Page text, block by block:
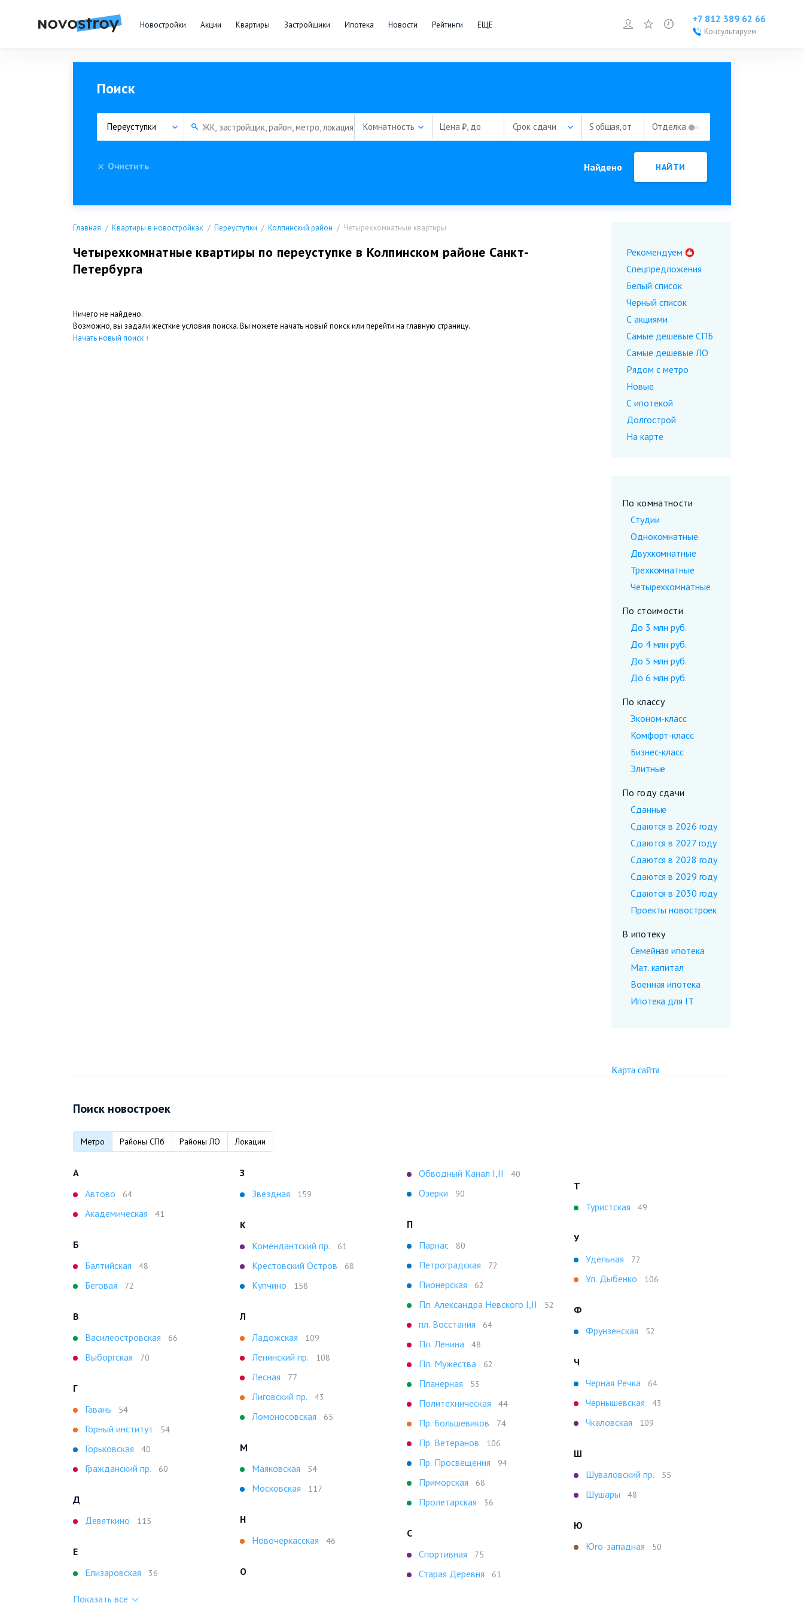
Новостройки Акции Квартиры Застройщики Ипотека Новости Рейтинги ЕЩЕ Войти или зарегистрироваться
зарегистрироваться
ИзбранноеПросмотренное
+7 812 389 62 66
Консультируем
Поиск
Переуступки Комнатность Цена ₽, до Срок сдачи S общая, от Отделка
Очистить Найдено НАЙТИ
Рекомендуем
Спецпредложения
Белый список
Черный список
С акциями
Самые дешевые CПБ
Самые дешевые ЛО
Рядом с метро
Новые
С ипотекой
Долгострой
На карте
По комнатности
Студии
Однокомнатные
Двухкомнатные
Трехкомнатные
Четырехкомнатные
По стоимости
До 3 млн руб.
До 4 млн руб.
До 5 млн руб.
До 6 млн руб.
По классу
Эконом-класс
Комфорт-класс
Бизнес-класс
Элитные
По году сдачи
Сданные
Сдаются в 2026 году
Сдаются в 2027 году
Сдаются в 2028 году
Сдаются в 2029 году
Сдаются в 2030 году
Проекты новостроек
В ипотеку
Семейная ипотека
Мат. капитал
Военная ипотека
Ипотека для IT
Карта сайта
Главная Квартиры в новостройках Переуступки Колпинский район Четырехкомнатные квартиры
Четырехкомнатные квартиры по переуступке в Колпинском районе Санкт-
Петербурга
Ничего не найдено.
Возможно, вы задали жесткие условия поиска. Вы можете начать новый поиск или перейти на главную страницу.
Начать новый поиск ↑
Поиск новостроек
Метро Районы СПб Районы ЛО Локации
А
Автово
64
Академическая 41
Б
Балтийская
48
Беговая 72
В
Василеостровская
66
Выборгская 70
Г
Гавань
54
Горный институт 54
Горьковская 40
Гражданский пр. 60
Д
Девяткино
115
Е
Елизаровская
36
З
Звёздная
159
К
Комендантский пр.
61
Крестовский Остров 68
Купчино 158
Л
Ладожская
109
Ленинский пр. 108
Лесная 77
Лиговский пр. 43
Ломоносовская 65
М
Маяковская
54
Московская 117
Н
Новочеркасская
46
О
Обводный Канал I,II 40
Озерки 90
П
Парнас
80
Петроградская 72
Пионерская 62
Пл. Александра Невского I,II 52
пл. Восстания 64
Пл. Ленина 48
Пл. Мужества 62
Планерная 53
Политехническая 44
Пр. Большевиков 74
Пр. Ветеранов 106
Пр. Просвещения 94
Приморская 68
Пролетарская 36
С
Спортивная
75
Старая Деревня 61
Т
Туристская
49
У
Удельная
72
Ул. Дыбенко 106
Ф
Фрунзенская
52
Ч
Черная Речка
64
Чернышевская 43
Чкаловская 109
Ш
Шуваловский пр.
55
Шушары 48
Ю
Юго-западная
50
Показать все